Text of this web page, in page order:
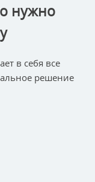
нужно
в себя все
решение